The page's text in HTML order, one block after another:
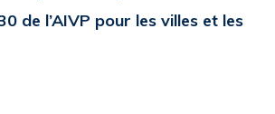
de l’AIVP pour les villes et les